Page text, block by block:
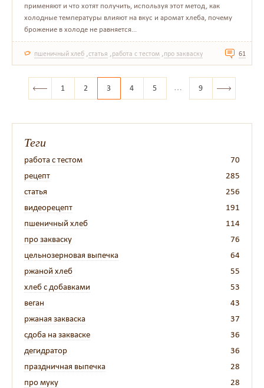
применяют и что хотят получить, используя этот метод, как
холодные температуры влияют на вкус и аромат хлеба, почему
брожение в холоде не равняется...
пшеничный хлеб ,статья ,работа с тестом ,про закваску 61
1 2 3 4 5 … 9
Теги
работа с тестом
70
рецепт
285
статья
256
видеорецепт
191
пшеничный хлеб
114
про закваску
76
цельнозерновая выпечка
64
ржаной хлеб
55
хлеб с добавками
53
веган
43
ржаная закваска
37
сдоба на закваске
36
дегидратор
36
праздничная выпечка
28
про муку
28